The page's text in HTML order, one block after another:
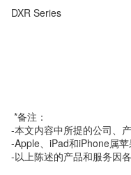
DXR Series
*备注：
-本文内容中所提的公司、
-Apple、iPad和iPhone属苹
-以上陈述的产品和服务因